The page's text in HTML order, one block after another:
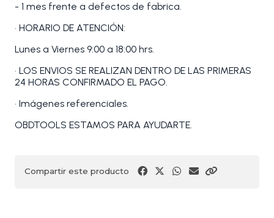
- 1 mes frente a defectos de fabrica.
• HORARIO DE ATENCIÓN:
Lunes a Viernes 9:00 a 18:00 hrs.
• LOS ENVIOS SE REALIZAN DENTRO DE LAS PRIMERAS
24 HORAS CONFIRMADO EL PAGO.
• Imágenes referenciales.
OBDTOOLS ESTAMOS PARA AYUDARTE.
Compartir este producto